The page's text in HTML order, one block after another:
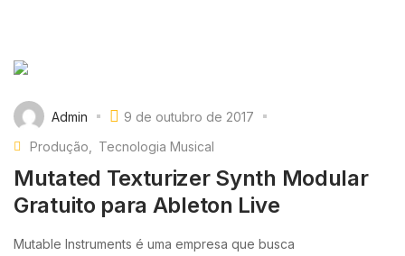
Admin
9 de outubro de 2017
Produção
Tecnologia Musical
Mutated Texturizer Synth Modular
Gratuito para Ableton Live
Mutable Instruments é uma empresa que busca